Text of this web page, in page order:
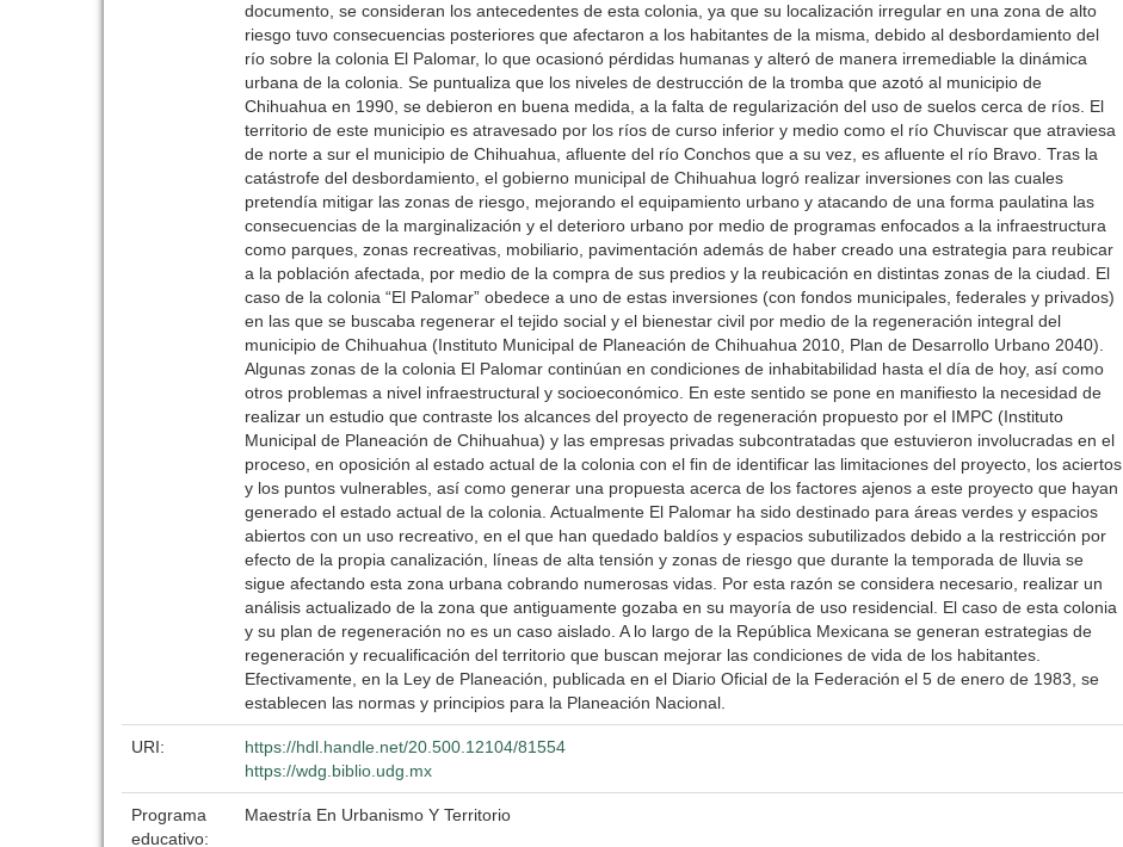
documento, se consideran los antecedentes de esta colonia, ya que su localización irregular en una zona de alto
riesgo tuvo consecuencias posteriores que afectaron a los habitantes de la misma, debido al desbordamiento del
río sobre la colonia El Palomar, lo que ocasionó pérdidas humanas y alteró de manera irremediable la dinámica
urbana de la colonia. Se puntualiza que los niveles de destrucción de la tromba que azotó al municipio de
Chihuahua en 1990, se debieron en buena medida, a la falta de regularización del uso de suelos cerca de ríos. El
territorio de este municipio es atravesado por los ríos de curso inferior y medio como el río Chuviscar que atraviesa
de norte a sur el municipio de Chihuahua, afluente del río Conchos que a su vez, es afluente el río Bravo. Tras la
catástrofe del desbordamiento, el gobierno municipal de Chihuahua logró realizar inversiones con las cuales
pretendía mitigar las zonas de riesgo, mejorando el equipamiento urbano y atacando de una forma paulatina las
consecuencias de la marginalización y el deterioro urbano por medio de programas enfocados a la infraestructura
como parques, zonas recreativas, mobiliario, pavimentación además de haber creado una estrategia para reubicar
a la población afectada, por medio de la compra de sus predios y la reubicación en distintas zonas de la ciudad. El
caso de la colonia “El Palomar” obedece a uno de estas inversiones (con fondos municipales, federales y privados)
en las que se buscaba regenerar el tejido social y el bienestar civil por medio de la regeneración integral del
municipio de Chihuahua (Instituto Municipal de Planeación de Chihuahua 2010, Plan de Desarrollo Urbano 2040).
Algunas zonas de la colonia El Palomar continúan en condiciones de inhabitabilidad hasta el día de hoy, así como
otros problemas a nivel infraestructural y socioeconómico. En este sentido se pone en manifiesto la necesidad de
realizar un estudio que contraste los alcances del proyecto de regeneración propuesto por el IMPC (Instituto
Municipal de Planeación de Chihuahua) y las empresas privadas subcontratadas que estuvieron involucradas en el
proceso, en oposición al estado actual de la colonia con el fin de identificar las limitaciones del proyecto, los aciertos
y los puntos vulnerables, así como generar una propuesta acerca de los factores ajenos a este proyecto que hayan
generado el estado actual de la colonia. Actualmente El Palomar ha sido destinado para áreas verdes y espacios
abiertos con un uso recreativo, en el que han quedado baldíos y espacios subutilizados debido a la restricción por
efecto de la propia canalización, líneas de alta tensión y zonas de riesgo que durante la temporada de lluvia se
sigue afectando esta zona urbana cobrando numerosas vidas. Por esta razón se considera necesario, realizar un
análisis actualizado de la zona que antiguamente gozaba en su mayoría de uso residencial. El caso de esta colonia
y su plan de regeneración no es un caso aislado. A lo largo de la República Mexicana se generan estrategias de
regeneración y recualificación del territorio que buscan mejorar las condiciones de vida de los habitantes.
Efectivamente, en la Ley de Planeación, publicada en el Diario Oficial de la Federación el 5 de enero de 1983, se
establecen las normas y principios para la Planeación Nacional.
URI:
https://hdl.handle.net/20.500.12104/81554
https://wdg.biblio.udg.mx
Programa
educativo:
Maestría En Urbanismo Y Territorio